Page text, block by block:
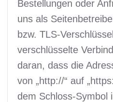
Bestellungen oder
uns als
bzw. TLS-
verschlüsselte
daran, dass die
von „http://“ auf
dem Schloss-Symbol